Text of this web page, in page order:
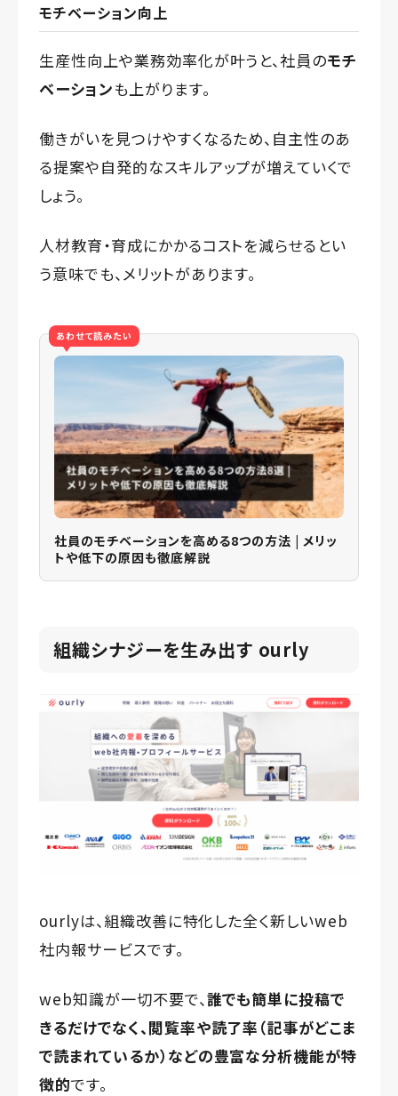
モチベーション向上
生産性向上や業務効率化が叶うと、社員のモチ
ベーションも上がります。
働きがいを見つけやすくなるため、自主性のあ
る提案や自発的なスキルアップが増えていくで
しょう。
人材教育・育成にかかるコストを減らせるとい
う意味でも、メリットがあります。
あわせて読みたい
社員のモチベーションを高める8つの方法 | メリッ
トや低下の原因も徹底解説
組織シナジーを生み出す ourly
ourlyは、組織改善に特化した全く新しいweb
社内報サービスです。
web知識が一切不要で、誰でも簡単に投稿で
きるだけでなく、閲覧率や読了率（記事がどこま
で読まれているか） などの豊富な分析機能が特
徴的です。